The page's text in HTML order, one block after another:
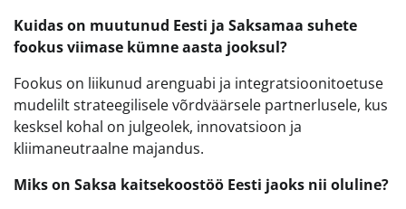
Kuidas on muutunud Eesti ja Saksamaa suhete
fookus viimase kümne aasta jooksul?
Fookus on liikunud arenguabi ja integratsioonitoetuse
mudelilt strateegilisele võrdväärsele partnerlusele, kus
kesksel kohal on julgeolek, innovatsioon ja
kliimaneutraalne majandus.
Miks on Saksa kaitsekoostöö Eesti jaoks nii oluline?